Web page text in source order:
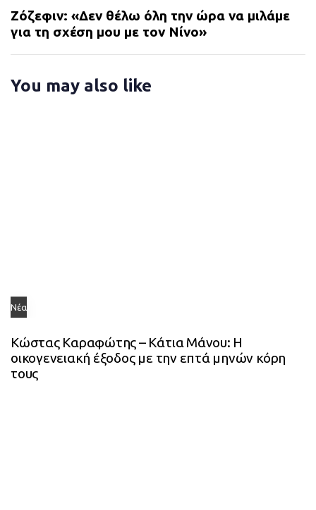
r
t
i
l
x
t
A
r
Ζόζεφιν: «Δεν θέλω όλη την ώρα να μιλάμε
για τη σχέση μου με τον Νίνο»
You may also like
Νέα
Κώστας Καραφώτης – Κάτια Μάνου: Η
οικογενειακή έξοδος με την επτά μηνών κόρη
τους